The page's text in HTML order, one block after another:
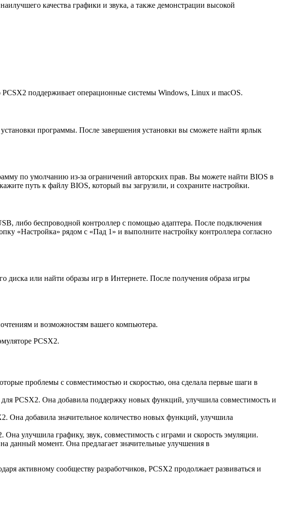
качества графики и звука, а также демонстрации высокой
поддерживает операционные системы Windows, Linux и macOS.
программы. После завершения установки вы сможете найти ярлык
по умолчанию из-за ограничений авторских прав. Вы можете найти BIOS в
путь к файлу BIOS, который вы загрузили, и сохраните настройки.
либо беспроводной контроллер с помощью адаптера. После подключения
«Настройка» рядом с «Пад 1» и выполните настройку контроллера согласно
диска или найти образы игр в Интернете. После получения образа игры
и возможностям вашего компьютера.
PCSX2.
проблемы с совместимостью и скоростью, она сделала первые шаги в
PCSX2. Она добавила поддержку новых функций, улучшила совместимость и
Она добавила значительное количество новых функций, улучшила
улучшила графику, звук, совместимость с играми и скорость эмуляции.
данный момент. Она предлагает значительные улучшения в
активному сообществу разработчиков, PCSX2 продолжает развиваться и